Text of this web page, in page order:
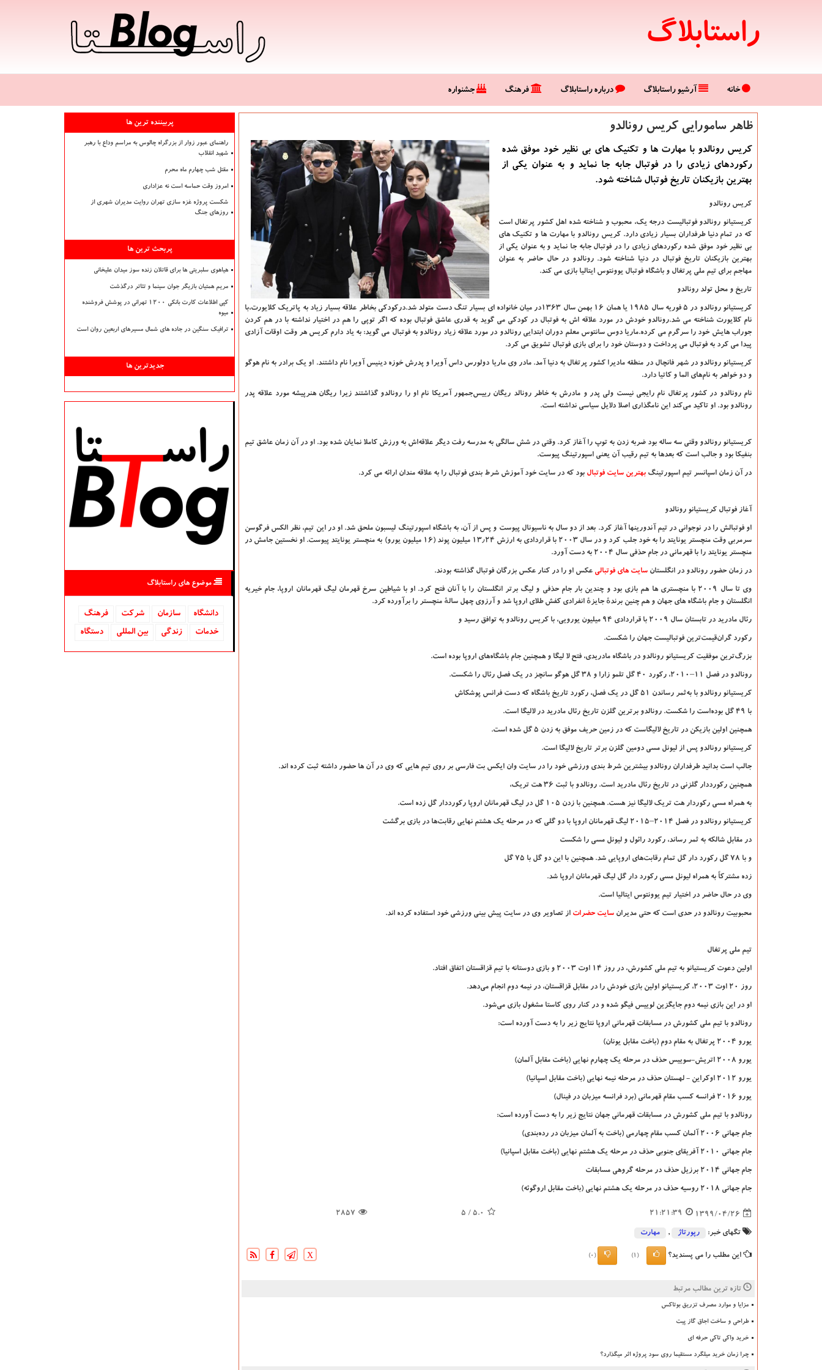
راستابلاگ
خانه آرشیو راستابلاگ درباره راستابلاگ فرهنگ جشنواره
ظاهر سامورایی كریس رونالدو
كریس رونالدو با مهارت ها و تكنیك های بی نظیر خود موفق شده
ركوردهای زیادی را در فوتبال جابه جا نماید و به عنوان یكی از
بهترین بازیكنان تاریخ فوتبال شناخته شود.
کریس رونالدو
کریستیانو رونالدو فوتبالیست درجه یک، محبوب و شناخته شده اهل کشور پرتغال است
که در تمام دنیا طرفداران بسیار زیادی دارد. کریس رونالدو با مهارت ها و تکنیک های
بی نظیر خود موفق شده رکوردهای زیادی را در فوتبال جابه جا نماید و به عنوان یکی از
بهترین بازیکنان تاریخ فوتبال در دنیا شناخته شود. رونالدو در حال حاضر به عنوان
مهاجم برای تیم ملی پرتغال و باشگاه فوتبال یوونتوس ایتالیا بازی می کند.
تاریخ و محل تولد رونالدو
کریستیانو رونالدو در ۵ فوریه سال ۱۹۸۵ یا همان ۱۶ بهمن سال ۱۳۶۳در میان خانواده ای بسیار تنگ دست متولد شد.درکودکی بخاطر علاقه بسیار زیاد به پاتریک کلایورت،با
نام کلایورت شناخته می شد.رونالدو خودش در مورد علاقه اش به فوتبال در کودکی می گوید به قدری عاشق فوتبال بوده که اگر توپی را هم در اختیار نداشته با در هم کردن
جوراب هایش خود را سرگرم می کرده.ماریا دوس سانتوس معلم دوران ابتدایی رونالدو در مورد علاقه زیاد رونالدو به فوتبال می گوید: به یاد دارم کریس هر وقت اوقات آزادی
پیدا می کرد به فوتبال می پرداخت و دوستان خود را برای بازی فوتبال تشویق می کرد.
کریستیانو رونالدو در شهر فانچال در منطقه مادیرا کشور پرتغال به دنیا آمد. مادر وی ماریا دولورس داس آویرا و پدرش خوزه دینیس آویرا نام داشتند. او یک برادر به نام هوگو
و دو خواهر به نام‌های الما و کاتیا دارد.
نام رونالدو در کشور پرتغال نام رایجی نیست ولی پدر و مادرش به خاطر رونالد ریگان رییس‌جمهور آمریکا نام او را رونالدو گذاشتند زیرا ریگان هنرپیشه مورد علاقه پدر
رونالدو بود. او تاکید می‌کند این نامگذاری اصلا دلایل سیاسی نداشته است.
کریستیانو رونالدو وقتی سه ساله بود ضربه زدن به توپ را آغاز کرد. وقتی در شش سالگی به مدرسه رفت دیگر علاقه‌اش به ورزش کاملا نمایان شده بود. او در آن زمان عاشق تیم
بنفیکا بود و جالب است که بعدها به تیم رقیب آن یعنی اسپورتینگ پیوست.
در آن زمان اسپانسر تیم اسپورتینگ بهترین سایت فوتبال بود که در سایت خود آموزش شرط بندی فوتبال را به علاقه مندان ارائه می کرد.
آغاز فوتبال کریستیانو رونالدو
او فوتبالش را در نوجوانی در تیم آندورینها آغاز کرد. بعد از دو سال به ناسیونال پیوست و پس از آن، به باشگاه اسپورتینگ لیسبون ملحق شد. او در این تیم، نظر الکس فرگوسن
سرمربی وقت منچستر یونایتد را به خود جلب کرد و در سال 2003 با قراردادی به ارزش 13٫24 میلیون پوند (16 میلیون یورو) به منچستر یونایتد پیوست. او نخستین جامش در
منچستر یونایتد را با قهرمانی در جام حذفی سال 2004 به دست آورد.
در زمان حضور رونالدو در انگلستان سایت های فوتبالی عکس او را در کنار عکس بزرگان فوتبال گذاشته بودند.
وی تا سال 2009 با منچستری ها هم بازی بود و چندین بار جام حذفی و لیگ برتر انگلستان را با آنان فتح کرد. او با شیاطین سرخ قهرمان لیگ قهرمانان اروپا، جام خیریه
انگلستان و جام باشگاه های جهان و هم چنین برندهٔ جایزهٔ انفرادی کفش طلای اروپا شد و آرزوی چهل سالهٔ منچستر را برآورده کرد.
رئال مادرید در تابستان سال ۲۰۰۹ با قراردادی ۹۴ میلیون یورویی، با کریس رونالدو به توافق رسید و
رکورد گران‌قیمت‌ترین فوتبالیست جهان را شکست.
بزرگ‌ترین موفقیت کریستیانو رونالدو در باشگاه مادریدی، فتح لا لیگا و همچنین جام باشگاه‌های اروپا بوده است.
رونالدو در فصل ۱۱–۲۰۱۰، رکورد ۴۰ گل تلمو زارا و ۳۸ گل هوگو سانچز در یک فصل رئال را شکست.
کریستیانو رونالدو با به‌ثمر رساندن ۵۱ گل در یک فصل، رکورد تاریخ باشگاه که دست فرانس پوشکاش
با ۴۹ گل بوده‌است را شکست. رونالدو برترین گلزن تاریخ رئال مادرید در لالیگا است.
همچنین اولین بازیکن در تاریخ لالیگاست که در زمین حریف موفق به زدن ۵ گل شده است.
کریستیانو رونالدو پس از لیونل مسی دومین گلزن برتر تاریخ لالیگا است.
جالب است بدانید طرفداران رونالدو بیشترین شرط بندی ورزشی خود را در سایت وان ایکس بت فارسی بر روی تیم هایی که وی در آن ها حضور داشته ثبت کرده اند.
همچنین رکورددار گلزنی در تاریخ رئال مادرید است. رونالدو با ثبت ۳۶ هت تریک،
به همراه مسی رکوردار هت تریک لالیگا نیز هست. همچنین با زدن ۱۰۵ گل در لیگ قهرمانان اروپا رکورددار گل زده است.
کریستیانو رونالدو در فصل ۲۰۱۴–۲۰۱۵ لیگ قهرمانان اروپا با دو گلی که در مرحله یک هشتم نهایی رقابت‌ها در بازی برگشت
در مقابل شالکه به ثمر رساند، رکورد رائول و لیونل مسی را شکست
و با ۷۸ گل رکورد دار گل تمام رقابت‌های اروپایی شد. همچنین با این دو گل با ۷۵ گل
زده مشترکاً به همراه لیونل مسی رکورد دار گل لیگ قهرمانان اروپا شد.
وی در حال حاضر در اختیار تیم یوونتوس ایتالیا است.
محبوبیت رونالدو در حدی است که حتی مدیران سایت حضرات از تصاویر وی در سایت پیش بینی ورزشی خود استفاده کرده اند.
تیم ملی پرتغال
اولین دعوت کریستیانو به تیم ملی کشورش، در روز 14 اوت 2003 و بازی دوستانه با تیم قزاقستان اتفاق افتاد.
روز 20 اوت 2003، کریستیانو اولین بازی خودش را در مقابل قزاقستان، در نیمه دوم انجام می‌دهد.
او در این بازی نیمه دوم جایگزین لوییس فیگو شده و در کنار روی کاستا مشغول بازی می‌شود.
رونالدو با تیم ملی کشورش در مسابقات قهرمانی اروپا نتایج زیر را به دست آورده است:
یورو 2004 پرتغال به مقام دوم (باخت مقابل یونان)
یورو 2008 اتریش-سوییس حذف در مرحله یک چهارم نهایی (باخت مقابل آلمان)
یورو 2012 اوکراین - لهستان حذف در مرحله نیمه نهایی (باخت مقابل اسپانیا)
یورو 2016 فرانسه کسب مقام قهرمانی (برد فرانسه میزبان در فینال)
رونالدو با تیم ملی کشورش در مسابقات قهرمانی جهان نتایج زیر را به دست آورده است:
جام جهانی 2006 آلمان کسب مقام چهارمی (باخت به آلمان میزبان در رده‌بندی)
جام جهانی 2010 آفریقای جنوبی حذف در مرحله یک هشتم نهایی (باخت مقابل اسپانیا)
جام جهانی 2014 برزیل حذف در مرحله گروهی مسابقات
جام جهانی 2018 روسیه حذف در مرحله یک هشتم نهایی (باخت مقابل اروگوئه)
1399/04/26
21:21:39
5.0
/ 5
2857
تگهای خبر: رپورتاژ , مهارت
این مطلب را می پسندید؟ (1)
(0)
X
تازه ترین مطالب مرتبط
مزایا و موارد مصرف تزریق بوتاکس
طراحی و ساخت اجاق گاز پیت
خرید واکی تاکی حرفه ای
چرا زمان خرید میلگرد مستقیما روی سود پروژه اثر میگذارد؟
پربیننده ترین ها
راهنمای عبور زوار از بزرگراه چالوس به مراسم وداع با رهبر
شهید انقلاب
مقتل شب چهارم ماه محرم
امروز وقت حماسه است نه عزاداری
شکست پروژه غزه سازی تهران روایت مدیران شهری از
روزهای جنگ
پربحث ترین ها
هیاهوی سلبریتی ها برای قاتلان زنده سوز میدان علیخانی
مریم همتیان بازیگر جوان سینما و تئاتر درگذشت
کپی اطلاعات کارت بانکی ۱۲۰۰ تهرانی در پوشش فروشنده
میوه
ترافیک سنگین در جاده های شمال مسیرهای اربعین روان است
جدیدترین ها
موضوع های راستابلاگ
دانشگاه‌ سازمان شركت
فرهنگ
خدمات
زندگی بین المللی دستگاه